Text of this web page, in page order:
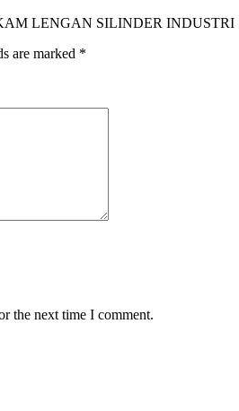
LENGAN SILINDER INDUSTRI
are marked *
the next time I comment.